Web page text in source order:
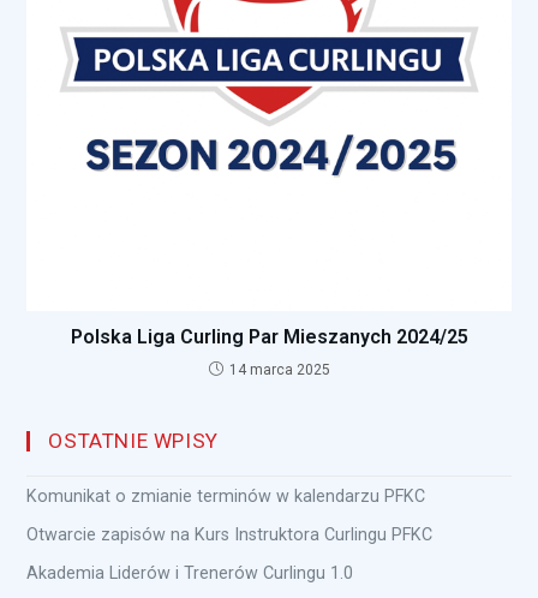
Polska Liga Curling Par Mieszanych 2024/25
14 marca 2025
OSTATNIE WPISY
Komunikat o zmianie terminów w kalendarzu PFKC
Otwarcie zapisów na Kurs Instruktora Curlingu PFKC
Akademia Liderów i Trenerów Curlingu 1.0